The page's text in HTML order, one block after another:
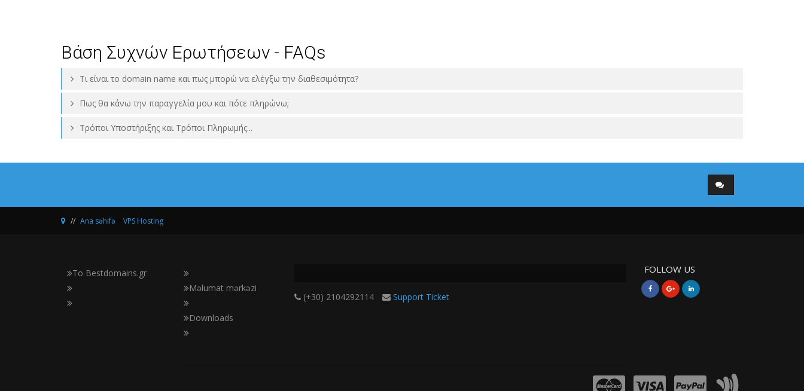
Βάση Συχνών Ερωτήσεων - FAQs
Tι είναι το domain name και πως μπορώ να ελέγξω την διαθεσιμότητα?
Πως θα κάνω την παραγγελία μου και πότε πληρώνω;
Τρόποι Υποστήριξης και Τρόποι Πληρωμής...
Ana səhifə VPS Hosting
Το Bestdomains.gr
Məlumat mərkəzi
Downloads
(+30) 2104292114 Support Ticket
FOLLOW US